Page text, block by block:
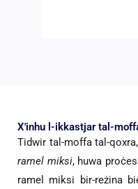
X'inhu l-ikkastjar tal-
Tidwir tal-moffa tal-
ramel miksi, huwa
ramel miksi bir-reżina